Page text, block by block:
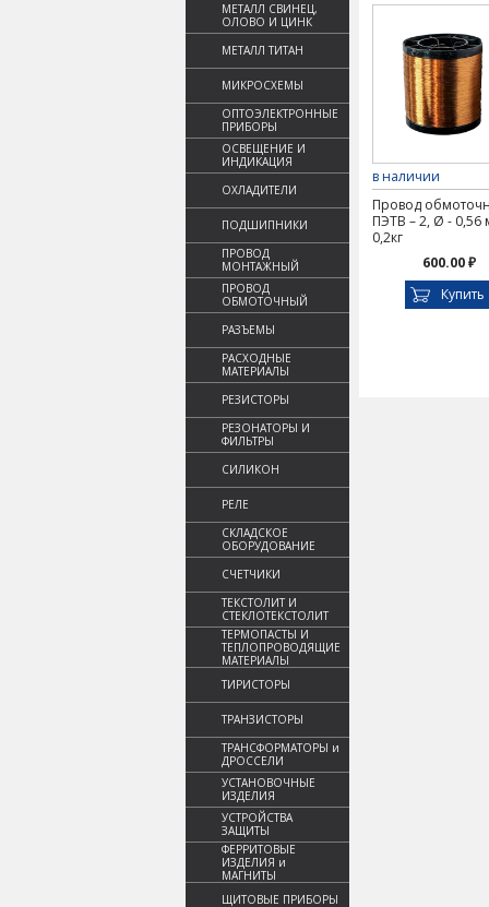
МЕТАЛЛ СВИНЕЦ,
ОЛОВО И ЦИНК
МЕТАЛЛ ТИТАН
МИКРОСХЕМЫ
ОПТОЭЛЕКТРОННЫЕ
ПРИБОРЫ
ОСВЕЩЕНИЕ И
ИНДИКАЦИЯ
ОХЛАДИТЕЛИ
ПОДШИПНИКИ
ПРОВОД
МОНТАЖНЫЙ
ПРОВОД
ОБМОТОЧНЫЙ
РАЗЪЕМЫ
РАСХОДНЫЕ
МАТЕРИАЛЫ
РЕЗИСТОРЫ
РЕЗОНАТОРЫ И
ФИЛЬТРЫ
СИЛИКОН
РЕЛЕ
СКЛАДСКОЕ
ОБОРУДОВАНИЕ
СЧЕТЧИКИ
ТЕКСТОЛИТ И
СТЕКЛОТЕКСТОЛИТ
ТЕРМОПАСТЫ И
ТЕПЛОПРОВОДЯЩИЕ
МАТЕРИАЛЫ
ТИРИСТОРЫ
ТРАНЗИСТОРЫ
ТРАНСФОРМАТОРЫ и
ДРОССЕЛИ
УСТАНОВОЧНЫЕ
ИЗДЕЛИЯ
УСТРОЙСТВА
ЗАЩИТЫ
ФЕРРИТОВЫЕ
ИЗДЕЛИЯ и
МАГНИТЫ
ЩИТОВЫЕ ПРИБОРЫ
в наличии
Провод
ПЭТВ – 2, Ø - 0,56
0,2кг
600.00 ₽
Купить